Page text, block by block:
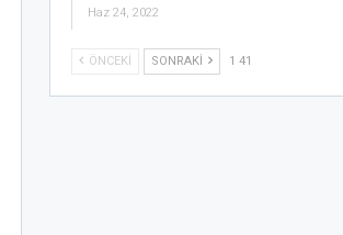
Haz 24, 2022
ÖNCEKI SONRAKI 1 41